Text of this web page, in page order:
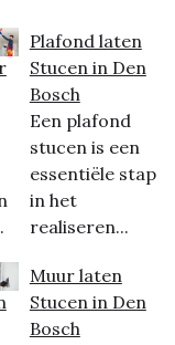
Plafond laten
Stucen in Den
Bosch
Een plafond
stucen is een
essentiële stap
in het
realiseren...
Muur laten
Stucen in Den
Bosch